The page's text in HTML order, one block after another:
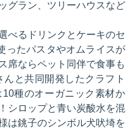
グラン、ツリーハウスなど
べるドリンクとケーキのセ
ったパスタやオムライスが
席ならペット同伴で食事も
と共同開発したクラフト
種のオーガニック素材か
シロップと青い炭酸水を混
は銚子のシンボル犬吠埼を